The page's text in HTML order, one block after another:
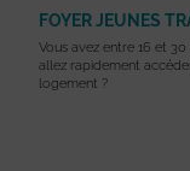
FOYER JEUNES
Vous avez entre 16 et
allez rapidement
logement ?